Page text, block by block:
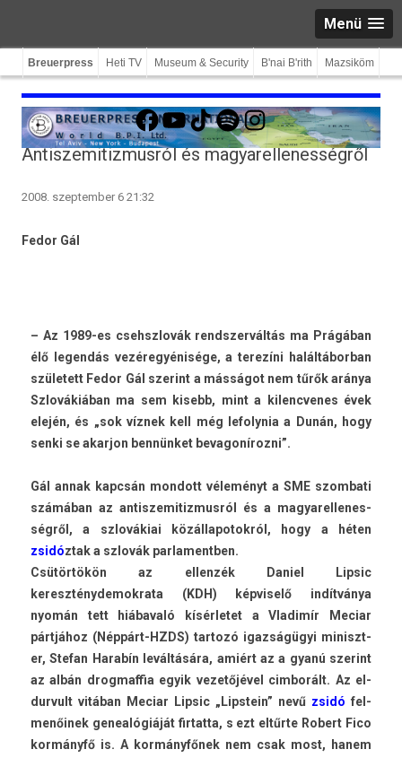
Menü
Breuerpress Heti TV Museum & Security B'nai B'rith Mazsiköm
Facebook
YouTube
TikTokSpotifyInstagram
Antiszemitizmusról és magyarellenességről
2008. szeptember 6 21:32
Fedor Gál
– Az 1989-es csehszlovák re­ndszer­váltás ma Prágában
élő legen­dás vezéregyénisége, a terezíni halál­tábor­ban
született Fedor Gál szerint a másságot nem tűrők aránya
Szlovákiában ma sem kisebb, mint a kilencvenes évek
elején, és „sok víznek kell még lefolynia a Dunán, hogy
senki se akar­jon bennünket be­vagoníroz­ni”.
Gál annak kapcsán mon­dott véleményt a SME szom­bati
számában az anti­szemitiz­musról és a magyarel­lenes­
ségről, a szlovákiai közál­lapotok­ról, hogy a héten
zsidóztak a szlovák par­lamentb­en.
Csütörtökön az el­lenzék Daniel Li­psic
kereszténydemok­rata (KDH) kép­viselő indítványa
nyomán tett hiábavaló kísér­letet a Vladimír Meciar
pártjához (Néppárt-HZDS) tar­tozó igazságügyi miniszt­
er, Stefan Harabín leváltására, amiért az a gyanú szerint
az albán drog­maffia egyik vezetőjével cim­borált. Az el­
durvult vitában Meciar Li­psic „Li­pstein” nevű zsidó fel­
menőinek genealógiáját fir­tatta, s ezt eltűrte Robert Fico
kormányfő is. A kormányfőnek nem csak most, hanem